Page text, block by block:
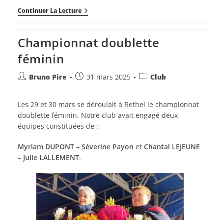
Continuer La LectureBoulodrome
R.
Championnat doublette
féminin
Auteur/autrice
publication :
Bruno Pire
Publication
31 mars 2025
PostClub
Les 29 et 30 mars se déroulait à Rethel le championnat
doublette féminin. Notre club avait engagé deux
équipes constituées de :
Myriam DUPONT – Séverine Payon etChantal LEJEUNE
– Julie LALLEMENT.